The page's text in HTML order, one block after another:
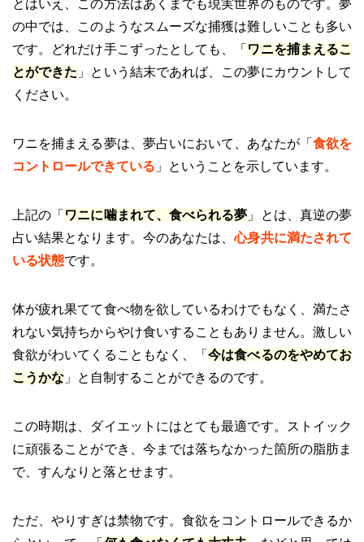
とはいえ、この方法はあくまでも現実世界のものです。夢
の中では、このようなスムーズな捕獲は難しいことも多い
です。どれだけ手こずったとしても、「 ワニを捕まえるこ
とができた 」という結末であれば、この夢にカウントして
ください。
ワニを捕まえる夢は、夢占いにおいて、あなたが「 食欲を
コントロールできている 」ということを示しています。
上記の「 ワニに噛まれて、食べられる夢 」とは、真逆の夢
占い結果となります。今のあなたは、心身共に満たされて
いる状態です。
体が疲れ果てて食べ物を欲しているわけでもなく、満たさ
れない気持ちからやけ食いすることもありません。激しい
食欲がわいてくることもなく、「今は食べるのをやめてお
こうかな 」と自制することができるのです。
この時期は、ダイエットにはとても最適です。ストイック
に頑張ることができ、今までは落ちなかった箇所の脂肪ま
で、すんなりと落とせます。
ただ、やりすぎは禁物です。食欲をコントロールできるか